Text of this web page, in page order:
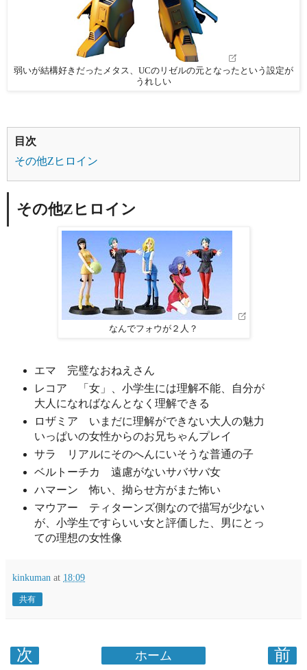
弱いが結構好きだったメタス、UCのリゼルの元となったという設定が
うれしい
目次
その他Zヒロイン
その他Zヒロイン
なんでフォウが２人？
エマ 完璧なおねえさん
レコア 「女」、小学生には理解不能、自分が
大人になればなんとなく理解できる
ロザミア いまだに理解ができない大人の魅力
いっぱいの女性からのお兄ちゃんプレイ
サラ リアルにそのへんにいそうな普通の子
ベルトーチカ 遠慮がないサバサバ女
ハマーン 怖い、拗らせ方がまた怖い
マウアー ティターンズ側なので描写が少ない
が、小学生ですらいい女と評価した、男にとっ
ての理想の女性像
kinkuman at 18:09
共有
次 前
ホーム